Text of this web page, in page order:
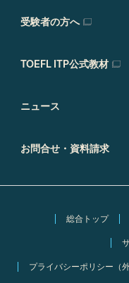
受験者の方へ
TOEFL ITP公式教材
ニュース
お問合せ・資料請求
総合トップ
プライバシーポリシー（